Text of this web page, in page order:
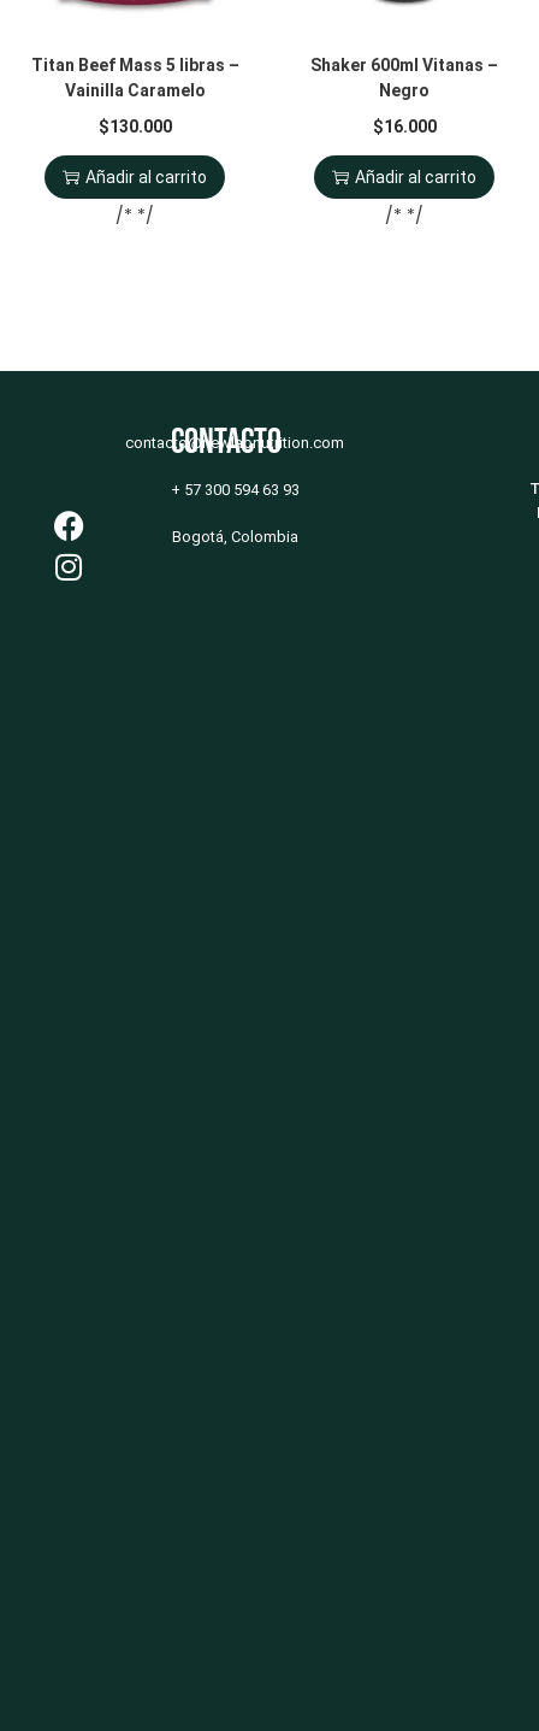
Titan Beef Mass 5 libras –
Vainilla Caramelo
$130.000
Añadir al carrito
/* */
Shaker 600ml Vitanas –
Negro
$16.000
Añadir al carrito
/* */
Contacto
contacto@newlabnutrition.com
+ 57 300 594 63 93
Bogotá, Colombia